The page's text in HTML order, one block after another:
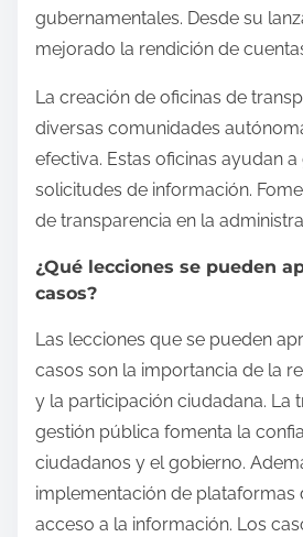
gubernamentales. Desde su
mejorado la rendición de
La creación de oficinas de
diversas comunidades
efectiva. Estas oficinas ayudan
solicitudes de información.
de transparencia en la
¿Qué lecciones se pueden
casos?
Las lecciones que se pueden
casos son la importancia de la
y la participación ciudadana. La
gestión pública fomenta la
ciudadanos y el gobierno.
implementación de plataformas
acceso a la información. Los